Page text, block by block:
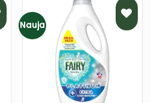
Nauja
PRIDĖTI
Į NORŲ
SĄRAŠĄ